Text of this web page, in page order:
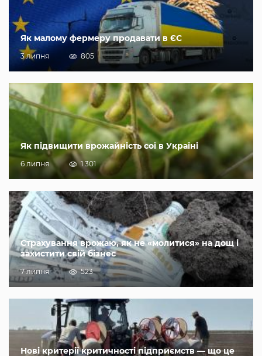
Як малому фермеру продавати в ЄС
3 липня 805
Як підвищити врожайність сої в Україні
6 липня 1 301
Страхування врожаю, як не «молитися» на дощ і
захистити свій бізнес
7 липня 523
Нові критерії критичності підприємств — що це